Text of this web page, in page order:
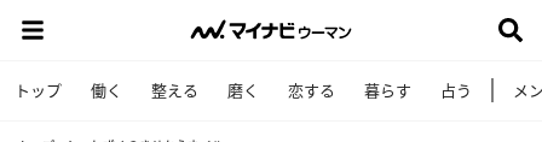
トップ 働く 整える 磨く 恋する 暮らす 占う メ